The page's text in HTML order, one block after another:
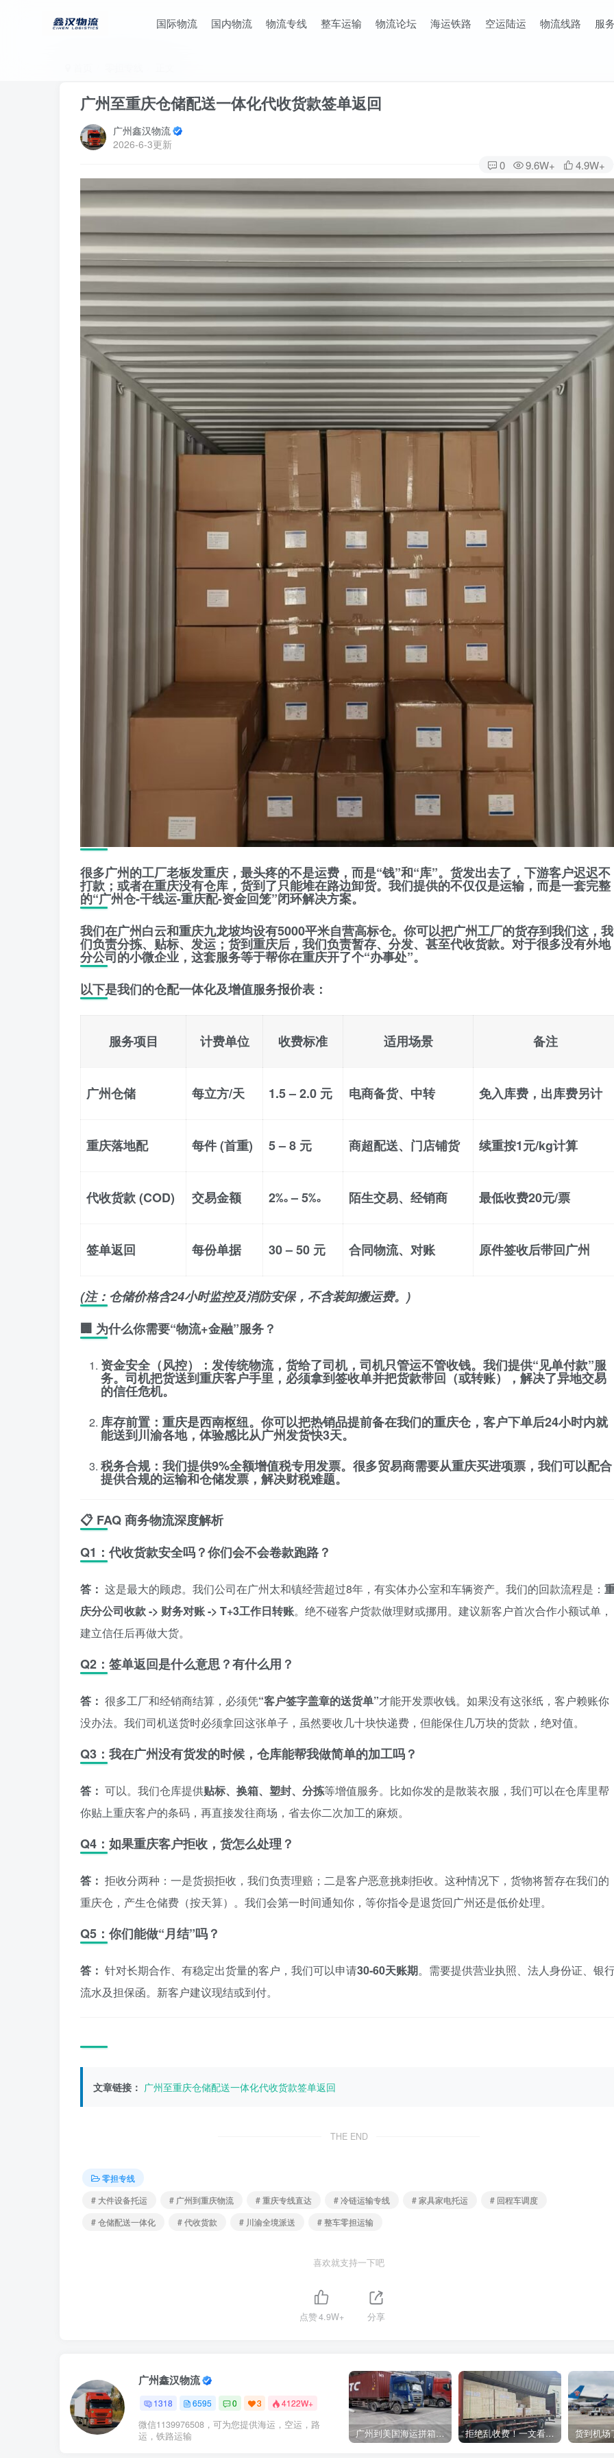
国际物流 国内物流 物流专线 整车运输 物流论坛 海运铁路 空运陆运 物流线路 服
广州至重庆仓储配送一体化代收货款签单返回
广州鑫汉物流
2026-6-3更新
0 9.6W+ 4.9W+
很多广州的工厂老板发重庆，最头疼的不是运费，而是“钱”和“库”。货发出去了，下游客户迟迟不
打款；或者在重庆没有仓库，货到了只能堆在路边卸货。我们提供的不仅仅是运输，而是一套完整
的“广州仓-干线运-重庆配-资金回笼”闭环解决方案。
我们在广州白云和重庆九龙坡均设有5000平米自营高标仓。你可以把广州工厂的货存到我们这，我
们负责分拣、贴标、发运；货到重庆后，我们负责暂存、分发、甚至代收货款。对于很多没有外地
分公司的小微企业，这套服务等于帮你在重庆开了个“办事处”。
以下是我们的仓配一体化及增值服务报价表 ：
服务项目 计费单位 收费标准 适用场景 备注
广州仓储 每立方/天 1.5 – 2.0 元 电商备货、中转 免入库费，出库费另计
重庆落地配 每件 (首重) 5 – 8 元 商超配送、门店铺货 续重按1元/kg计算
代收货款 (COD) 交易金额 2‰ – 5‰ 陌生交易、经销商 最低收费20元/票
签单返回 每份单据 30 – 50 元 合同物流、对账 原件签收后带回广州
(注：仓储价格含24小时监控及消防安保，不含装卸搬运费。)
🏢 为什么你需要“物流+金融”服务？
资金安全（风控） ：发传统物流，货给了司机，司机只管运不管收钱。我们提供“见单付款”服
务。司机把货送到重庆客户手里，必须拿到签收单并把货款带回（或转账），解决了异地交易
的信任危机。
库存前置 ：重庆是西南枢纽。你可以把热销品提前备在我们的重庆仓， 客户下单后24小时内就
能送到川渝各地，体验感比从广州发货快3天。
税务合规：我们提供9%全额增值税专用发票。很多贸易商需要从重庆买进项票，我们可以配合
提供合规的运输和仓储发票，解决财税难题。
📋 FAQ 商务物流深度解析
Q1：代收货款安全吗？你们会不会卷款跑路？
答： 这是最大的顾虑。我们公司在广州太和镇经营超过8年，有实体办公室和车辆资产。我们的回款流程是：
庆分公司收款 -> 财务对账 -> T+3工作日转账。绝不碰客户货款做理财或挪用。建议新客户首次合作小额试单，
建立信任后再做大货。
Q2：签单返回是什么意思？有什么用？
答： 很多工厂和经销商结算，必须凭“客户签字盖章的送货单”才能开发票收钱。如果没有这张纸，客户赖账你
没办法。我们司机送货时必须拿回这张单子，虽然要收几十块快递费，但能保住几万块的货款，绝对值。
Q3：我在广州没有货发的时候，仓库能帮我做简单的加工吗？
答： 可以。我们仓库提供贴标、换箱、塑封、分拣等增值服务。比如你发的是散装衣服，我们可以在仓库里帮
你贴上重庆客户的条码，再直接发往商场，省去你二次加工的麻烦。
Q4：如果重庆客户拒收，货怎么处理？
答： 拒收分两种：一是货损拒收，我们负责理赔；二是客户恶意挑刺拒收。这种情况下，货物将暂存在我们的
重庆仓，产生仓储费（按天算）。我们会第一时间通知你，等你指令是退货回广州还是低价处理。
Q5：你们能做“月结”吗？
答： 针对长期合作、有稳定出货量的客户，我们可以申请30-60天账期。需要提供营业执照、法人身份证、银
流水及担保函。新客户建议现结或到付。
文章链接： 广州至重庆仓储配送一体化代收货款签单返回
THE END
零担专线
# 大件设备托运
# 广州到重庆物流 # 重庆专线直达 # 冷链运输专线 # 家具家电托运
# 回程车调度
# 仓储配送一体化
# 代收货款 # 川渝全境派送 # 整车零担运输
喜欢就支持一下吧
点赞4.9W+ 分享
广州鑫汉物流
1318 6595 0 3 4122W+
微信1139976508，可为您提供海运，空运，路
运，铁路运输
广州到美国海运拼箱多少钱？2024年最新运费构成+隐藏费用避坑指南 拒绝乱收费！一文看懂中国货代计费套路，教你避开所有隐形坑